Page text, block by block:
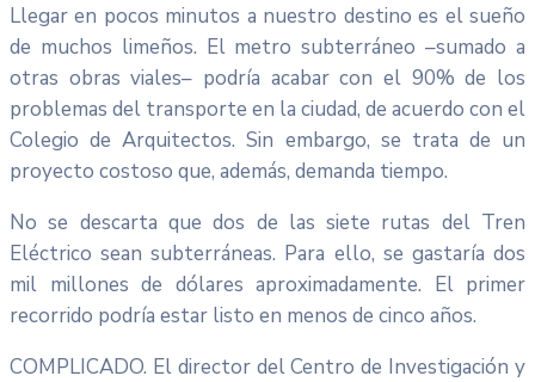
Llegar en pocos minutos a nuestro destino es el sueño
de muchos limeños. El metro subterráneo –sumado a
otras obras viales– podría acabar con el 90% de los
problemas del transporte en la ciudad, de acuerdo con el
Colegio de Arquitectos. Sin embargo, se trata de un
proyecto costoso que, además, demanda tiempo.
No se descarta que dos de las siete rutas del Tren
Eléctrico sean subterráneas. Para ello, se gastaría dos
mil millones de dólares aproximadamente. El primer
recorrido podría estar listo en menos de cinco años.
COMPLICADO. El director del Centro de Investigación y